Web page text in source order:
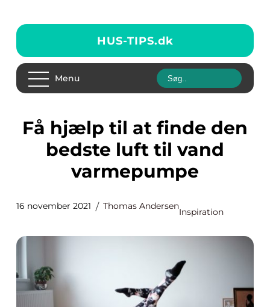
HUS-TIPS.dk
Menu
Få hjælp til at finde den
bedste luft til vand
varmepumpe
16 november 2021 Thomas Andersen
Inspiration